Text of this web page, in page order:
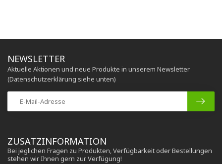
ZUSATZINFORMATION
Bei jeglichen Fragen zu Produkten, Verfügbarkeit oder Bestellungen
stehen wir Ihnen gern zur Verfügung!
NEWSLETTER
Aktuelle Aktionen und neue Produkte in unserem Newsletter
(Datenschutzerklärung siehe unten)